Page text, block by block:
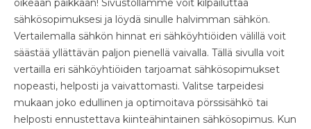
sähkösopimuksesi ja löydä sinulle halvimman sähkön.
Vertailemalla sähkön hinnat eri sähköyhtiöiden välillä voit
säästää yllättävän paljon pienellä vaivalla. Tällä sivulla voit
vertailla eri sähköyhtiöiden tarjoamat sähkösopimukset
nopeasti, helposti ja vaivattomasti. Valitse tarpeidesi
mukaan joko edullinen ja optimoitava pörssisähkö tai
helposti ennustettava kiinteähintainen sähkösopimus. Kun